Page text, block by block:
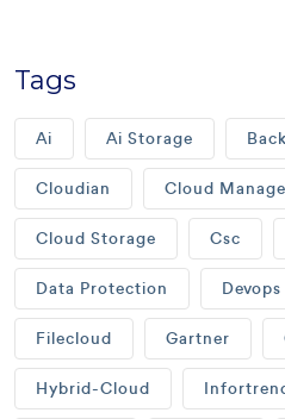
Tags
Ai Ai Storage
Cloudian Cloud
Cloud Storage Csc
Data Protection Devops
Filecloud Gartner
Hybrid-Cloud